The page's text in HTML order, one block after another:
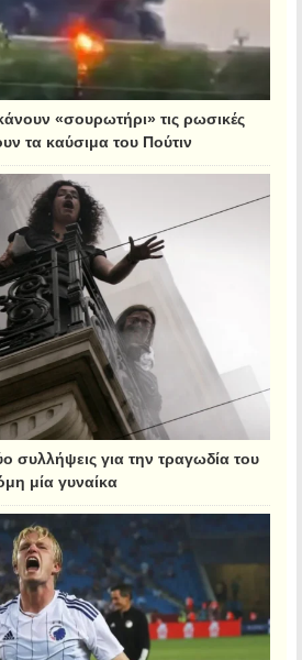
«σουρωτήρι» τις ρωσικές
τα καύσιμα του Πούτιν
συλλήψεις για την τραγωδία του
μία γυναίκα